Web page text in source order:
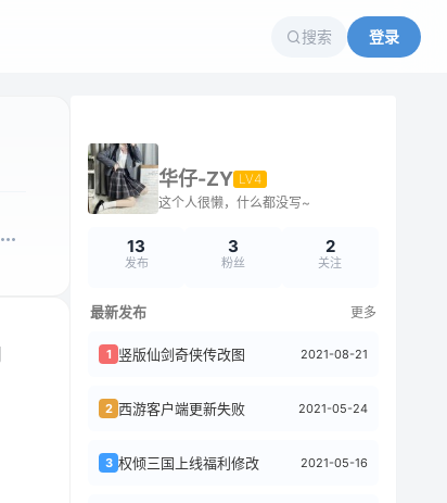
搜索 登录
华仔-ZY LV4
这个人很懒，什么都没写~
13
发布
3
粉丝
2
关注
最新发布 更多
1 竖版仙剑奇侠传改图 2021-08-21
2 西游客户端更新失败 2021-05-24
3 权倾三国上线福利修改 2021-05-16